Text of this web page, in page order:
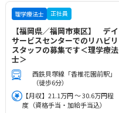
理学療法士 正社員
【福岡県／福岡市東区】 デイ
サービスセンターでのリハビリ
スタッフの募集です＜理学療法
士＞
西鉄貝塚線「香椎花園前駅」
（徒歩6分）
【月収】21.1万円 ～ 30.6万円程
度（資格手当・加給手当込）